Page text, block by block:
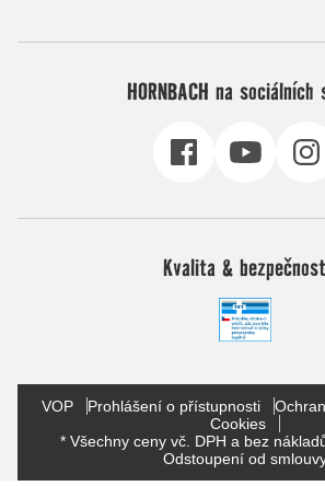
HORNBACH na
Kvalita & bezpečnost
VOP Prohlášení o přístupnosti
Cookies
* Všechny ceny vč. DPH a bez
Odstoupení od